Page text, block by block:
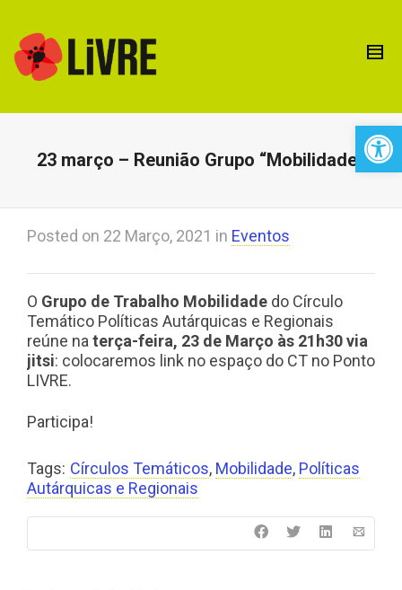
23 março – Reunião Grupo “Mobilidade”
Posted on 22 Março, 2021 in Eventos
O Grupo de Trabalho Mobilidade do Círculo
Temático Políticas Autárquicas e Regionais
reúne na terça-feira, 23 de Março às 21h30 via
jitsi: colocaremos link no espaço do CT no Ponto
LIVRE.
Participa!
Tags: Círculos Temáticos, Mobilidade, Políticas
Autárquicas e Regionais